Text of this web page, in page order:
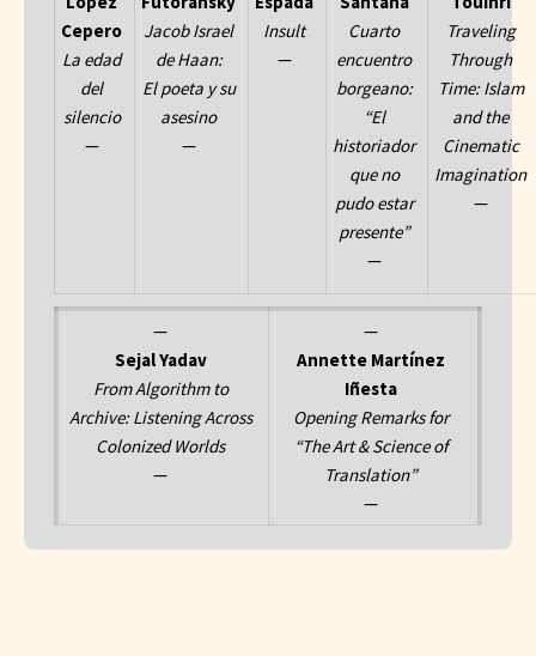
Cepero
La edad
del
silencio
—
Jacob Israel
de Haan:
El poeta y su
asesino
—
Insult
—
Cuarto
encuentro
borgeano:
“El
historiador
que no
pudo estar
presente”
—
Traveling
Through
Time: Islam
and the
Cinematic
Imagination
—
—
Sejal Yadav
From Algorithm to
Archive: Listening Across
Colonized Worlds
—
—
Annette Martínez
Iñesta
Opening Remarks for
“The Art & Science of
Translation”
—